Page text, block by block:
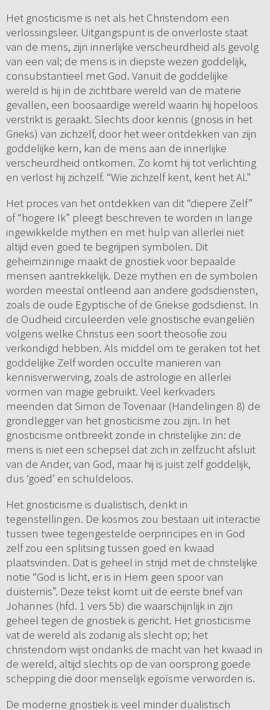
Het gnosticisme is net als het Christendom een
verlossingsleer. Uitgangspunt is de onverloste staat
van de mens, zijn innerlijke verscheurdheid als gevolg
van een val; de mens is in diepste wezen goddelijk,
consubstantieel met God. Vanuit de goddelijke
wereld is hij in de zichtbare wereld van de materie
gevallen, een boosaardige wereld waarin hij hopeloos
verstrikt is geraakt. Slechts door kennis (gnosis in het
Grieks) van zichzelf, door het weer ontdekken van zijn
goddelijke kern, kan de mens aan de innerlijke
verscheurdheid ontkomen. Zo komt hij tot verlichting
en verlost hij zichzelf. “Wie zichzelf kent, kent het Al.”
Het proces van het ontdekken van dit “diepere Zelf”
of “hogere Ik” pleegt beschreven te worden in lange
ingewikkelde mythen en met hulp van allerlei niet
altijd even goed te begrijpen symbolen. Dit
geheimzinnige maakt de gnostiek voor bepaalde
mensen aantrekkelijk. Deze mythen en de symbolen
worden meestal ontleend aan andere godsdiensten,
zoals de oude Egyptische of de Griekse godsdienst. In
de Oudheid circuleerden vele gnostische evangeliën
volgens welke Christus een soort theosofie zou
verkondigd hebben. Als middel om te geraken tot het
goddelijke Zelf worden occulte manieren van
kennisverwerving, zoals de astrologie en allerlei
vormen van magie gebruikt. Veel kerkvaders
meenden dat Simon de Tovenaar (Handelingen 8) de
grondlegger van het gnosticisme zou zijn. In het
gnosticisme ontbreekt zonde in christelijke zin: de
mens is niet een schepsel dat zich in zelfzucht afsluit
van de Ander, van God, maar hij is juist zelf goddelijk,
dus ‘goed’ en schuldeloos.
Het gnosticisme is dualistisch, denkt in
tegenstellingen. De kosmos zou bestaan uit interactie
tussen twee tegengestelde oerprincipes en in God
zelf zou een splitsing tussen goed en kwaad
plaatsvinden. Dat is geheel in strijd met de christelijke
notie “God is licht, er is in Hem geen spoor van
duisternis”. Deze tekst komt uit de eerste brief van
Johannes (hfd. 1 vers 5b) die waarschijnlijk in zijn
geheel tegen de gnostiek is gericht. Het gnosticisme
vat de wereld als zodanig als slecht op; het
christendom wijst ondanks de macht van het kwaad in
de wereld, altijd slechts op de van oorsprong goede
schepping die door menselijk egoïsme verworden is.
De moderne gnostiek is veel minder dualistisch